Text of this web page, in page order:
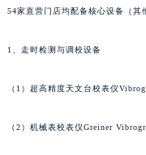
54家直营门店均配备核心设备（其
1、走时检测与调校设备
（1）超高精度天文台校表仪
（2）机械表校表仪Greiner